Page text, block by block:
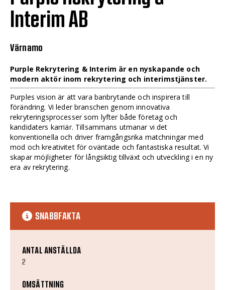
Interim AB
Värnamo
Purple Rekrytering & Interim är en nyskapande och
modern aktör inom rekrytering och interimstjänster.
Purples vision är att vara banbrytande och inspirera till
förändring. Vi leder branschen genom innovativa
rekryteringsprocesser som lyfter både företag och
kandidaters karriär. Tillsammans utmanar vi det
konventionella och driver framgångsrika matchningar med
mod och kreativitet för oväntade och fantastiska resultat. Vi
skapar möjligheter för långsiktig tillväxt och utveckling i en ny
era av rekrytering.
SNABBFAKTA
ANTAL ANSTÄLLDA
2
OMSÄTTNING